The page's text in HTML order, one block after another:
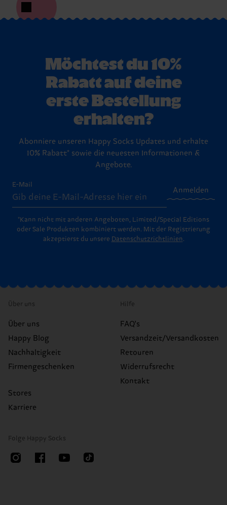
Möchtest du 10%
Rabatt auf deine
erste Bestellung
erhalten?
Abonniere unseren Happy Socks Updates und erhalte
10% Rabatt* sowie die neuesten Informationen &
Angebote.
E-Mail
Anmelden
*Kann nicht mit anderen Angeboten, Limited/Special Editions
oder Sale Produkten kombiniert werden. Mit der Registrierung
akzeptierst du unsere Datenschutzrichtlinien.
Über uns
Über uns
Happy Blog
Nachhaltigkeit
Firmengeschenken
Stores
Karriere
Hilfe
FAQ's
Versandzeit/Versandkosten
Retouren
Widerrufsrecht
Kontakt
Folge Happy Socks